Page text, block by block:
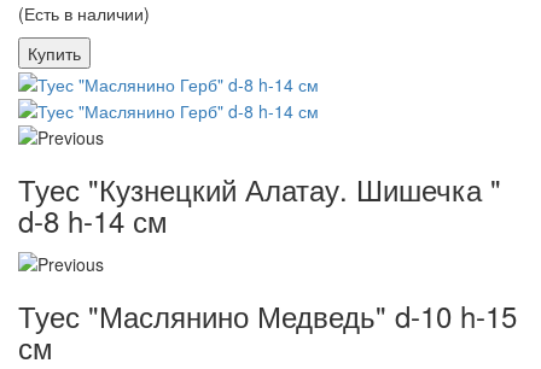
(Есть в наличии)
Купить
Туес "Кузнецкий Алатау. Шишечка "
d-8 h-14 см
Туес "Маслянино Медведь" d-10 h-15
см